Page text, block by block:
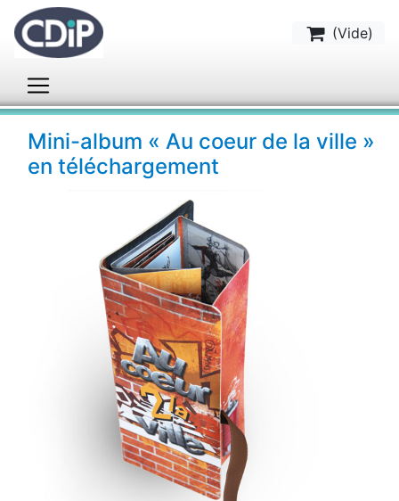
(Vide)
Mini-album « Au coeur de la ville »
en téléchargement